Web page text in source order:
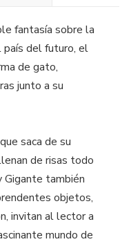
fantasía sobre la
del futuro, el
de gato,
junto a su
saca de su
de risas todo
Gigante también
objetos,
invitan al lector a
mundo de